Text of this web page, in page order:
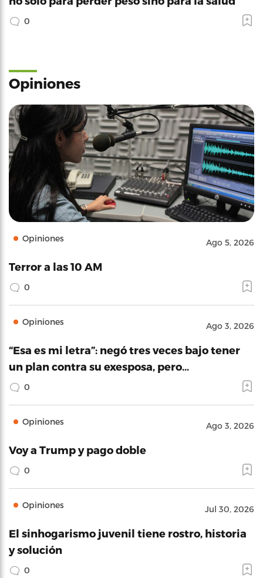
0
Opiniones
Opiniones Ago 5, 2026
Terror a las 10 AM
0
Opiniones Ago 3, 2026
“Esa es mi letra”: negó tres veces bajo tener
un plan contra su exesposa, pero…
0
Opiniones Ago 3, 2026
Voy a Trump y pago doble
0
Opiniones Jul 30, 2026
El sinhogarismo juvenil tiene rostro, historia
y solución
0